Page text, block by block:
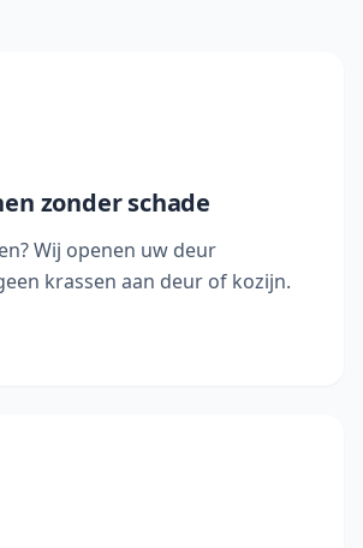
zonder schade
Wij openen uw deur
krassen aan deur of kozijn.